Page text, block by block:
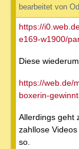
bearbeitet von
https://
e169-w1900/
Diese
https://web.de/
boxerin-
Allerdings geht
zahllose
so.